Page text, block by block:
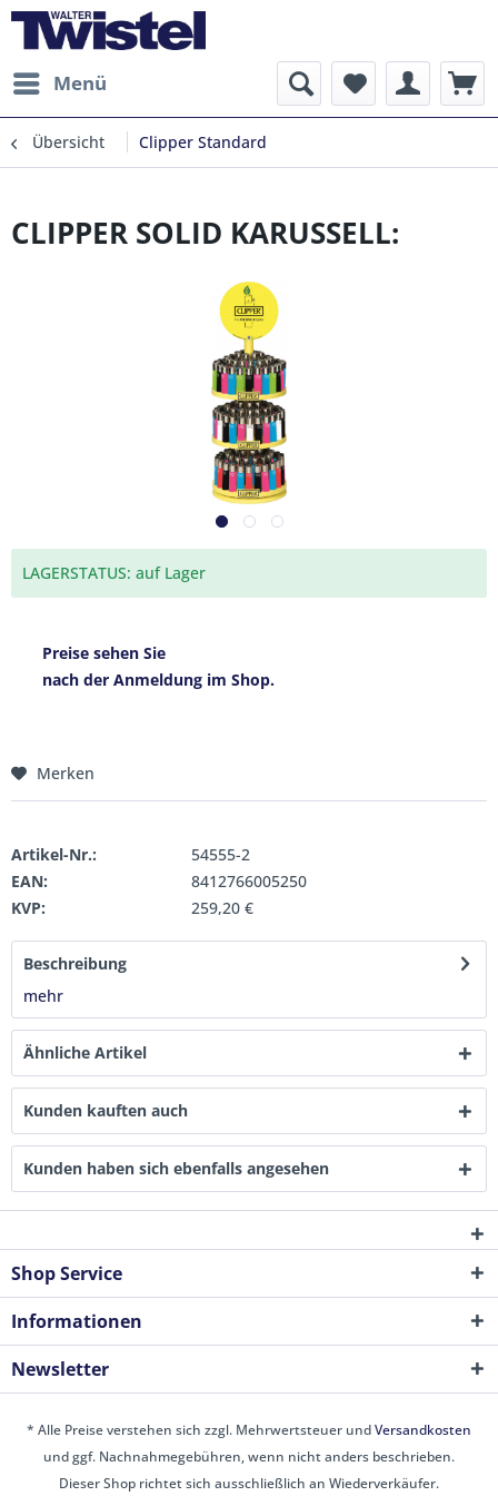
Menü
Übersicht Clipper Standard
CLIPPER SOLID KARUSSELL:
LAGERSTATUS: auf Lager
Preise sehen Sie
nach der Anmeldung im Shop.
Merken
Artikel-Nr.:
54555-2
EAN:
8412766005250
KVP:
259,20 €
Beschreibung
mehr
Ähnliche Artikel
Kunden kauften auch
Kunden haben sich ebenfalls angesehen
Shop Service
Informationen
Newsletter
* Alle Preise verstehen sich zzgl. Mehrwertsteuer undVersandkosten
und ggf. Nachnahmegebühren, wenn nicht anders beschrieben.
Dieser Shop richtet sich ausschließlich an Wiederverkäufer.